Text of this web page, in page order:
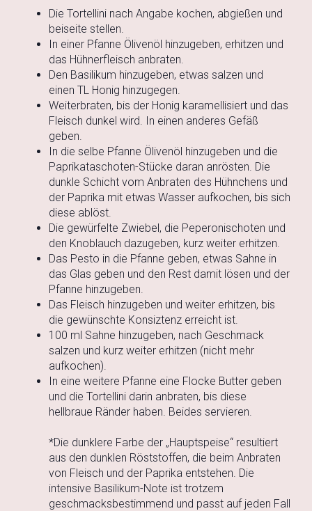
Die Tortellini nach Angabe kochen, abgießen und
beiseite stellen.
In einer Pfanne Ölivenöl hinzugeben, erhitzen und
das Hühnerfleisch anbraten.
Den Basilikum hinzugeben, etwas salzen und
einen TL Honig hinzugegen.
Weiterbraten, bis der Honig karamellisiert und das
Fleisch dunkel wird. In einen anderes Gefäß
geben.
In die selbe Pfanne Ölivenöl hinzugeben und die
Paprikataschoten-Stücke daran anrösten. Die
dunkle Schicht vom Anbraten des Hühnchens und
der Paprika mit etwas Wasser aufkochen, bis sich
diese ablöst.
Die gewürfelte Zwiebel, die Peperonischoten und
den Knoblauch dazugeben, kurz weiter erhitzen.
Das Pesto in die Pfanne geben, etwas Sahne in
das Glas geben und den Rest damit lösen und der
Pfanne hinzugeben.
Das Fleisch hinzugeben und weiter erhitzen, bis
die gewünschte Konsiztenz erreicht ist.
100 ml Sahne hinzugeben, nach Geschmack
salzen und kurz weiter erhitzen (nicht mehr
aufkochen).
In eine weitere Pfanne eine Flocke Butter geben
und die Tortellini darin anbraten, bis diese
hellbraue Ränder haben. Beides servieren.
*Die dunklere Farbe der „Hauptspeise“ resultiert
aus den dunklen Röststoffen, die beim Anbraten
von Fleisch und der Paprika entstehen. Die
intensive Basilikum-Note ist trotzem
geschmacksbestimmend und passt auf jeden Fall